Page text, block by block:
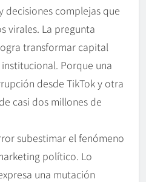
decisiones complejas que
virales. La pregunta
transformar capital
Porque una
desde TikTok y otra
casi dos millones de
subestimar el fenómeno
político. Lo
una mutación